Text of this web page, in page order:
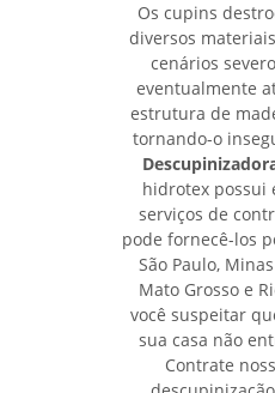
Os cupins
diversos
cenários
eventualmente
estrutura de
tornando-o
hidrotex possui
serviços de
pode fornecê-los
São Paulo,
Mato Grosso e
você suspeitar
sua casa não
Contrate